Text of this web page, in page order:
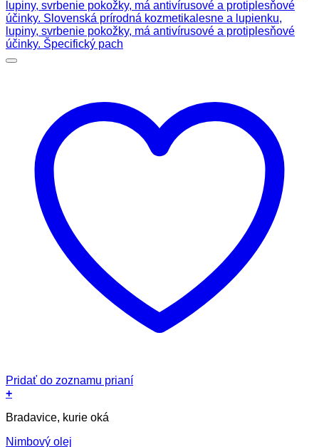
Pridať do zoznamu prianí
+
Bradavice, kurie oká
Nimbový olej